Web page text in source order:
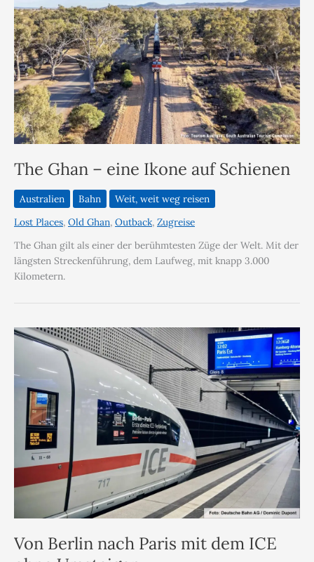
The Ghan – eine Ikone auf Schienen
Australien Bahn
Weit, weit weg reisen
Lost Places, Old Ghan, Outback, Zugreise
The Ghan gilt als einer der berühmtesten Züge der Welt. Mit der
längsten Streckenführung, dem Laufweg, mit knapp 3.000
Kilometern.
Von Berlin nach Paris mit dem ICE